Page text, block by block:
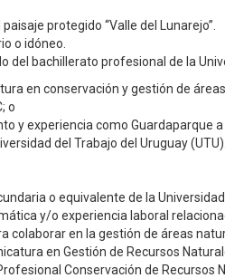
protegido “Valle del Lunarejo”.
o idóneo.
del bachillerato profesional de la
en conservación y gestión de
o
y experiencia como Guardaparque
del Trabajo del Uruguay (UTU).
o equivalente de la
y/o experiencia laboral
colaborar en la gestión de áreas
en Gestión de Recursos
Conservación de Recursos